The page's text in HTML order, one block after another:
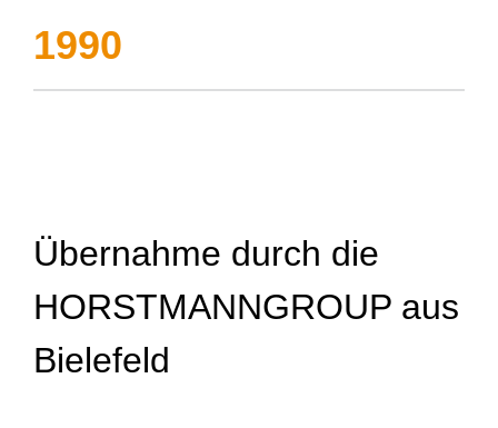
1990
Übernahme durch die
HORSTMANNGROUP aus
Bielefeld